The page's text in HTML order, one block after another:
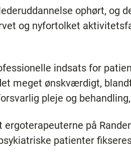
ophørt, og
og nyfortolket
indsats for
meget ønskværdigt,
pleje og
på
patienter